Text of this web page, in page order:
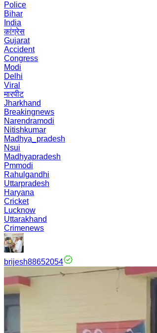
Police
Bihar
India
कांग्रेस
Gujarat
Accident
Congress
Modi
Delhi
Viral
मारपीट
Jharkhand
Breakingnews
Narendramodi
Nitishkumar
Madhya_pradesh
Nsui
Madhyapradesh
Pmmodi
Rahulgandhi
Uttarpradesh
Haryana
Cricket
Lucknow
Uttarakhand
Crimenews
brijesh88652054